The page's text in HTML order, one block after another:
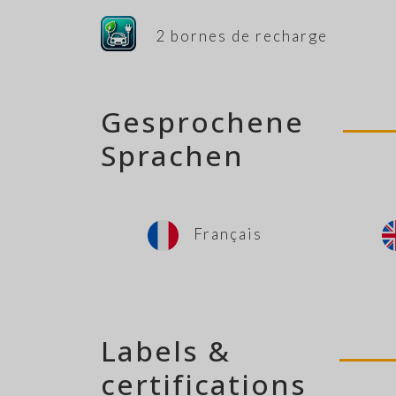
2 bornes de recharge
Gesprochene
Sprachen
Français
Labels &
certifications